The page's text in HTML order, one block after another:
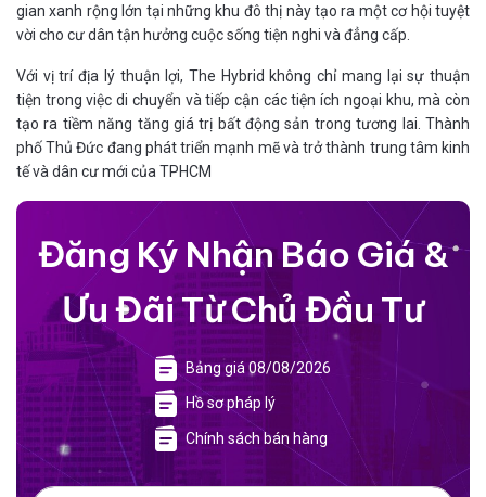
gian xanh rộng lớn tại những khu đô thị này tạo ra một cơ hội tuyệt
vời cho cư dân tận hưởng cuộc sống tiện nghi và đẳng cấp.
Với vị trí địa lý thuận lợi, The Hybrid không chỉ mang lại sự thuận
tiện trong việc di chuyển và tiếp cận các tiện ích ngoại khu, mà còn
tạo ra tiềm năng tăng giá trị bất động sản trong tương lai. Thành
phố Thủ Đức đang phát triển mạnh mẽ và trở thành trung tâm kinh
tế và dân cư mới của TPHCM
Đăng Ký Nhận Báo Giá &
Ưu Đãi Từ Chủ Đầu Tư
Bảng giá 08/08/2026
Hồ sơ pháp lý
Chính sách bán hàng